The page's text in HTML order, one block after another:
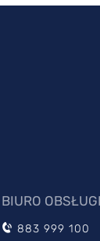
BIURO
883 999 100